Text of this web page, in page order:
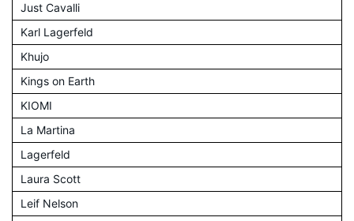
Just Cavalli
Karl Lagerfeld
Khujo
Kings on Earth
KIOMI
La Martina
Lagerfeld
Laura Scott
Leif Nelson